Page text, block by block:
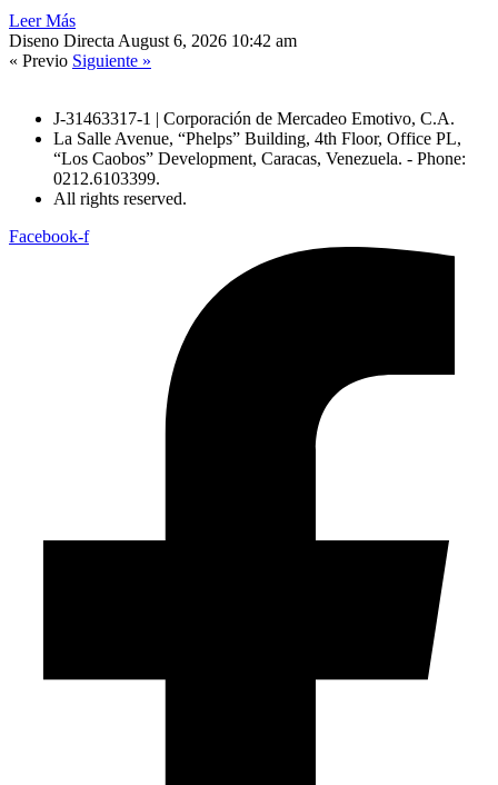
Leer Más
Diseno Directa August 6, 2026 10:42 am
« Previo Siguiente »
J-31463317-1 | Corporación de Mercadeo Emotivo, C.A.
La Salle Avenue, “Phelps” Building, 4th Floor, Office PL,
“Los Caobos” Development, Caracas, Venezuela. - Phone:
0212.6103399.
All rights reserved.
Facebook-f